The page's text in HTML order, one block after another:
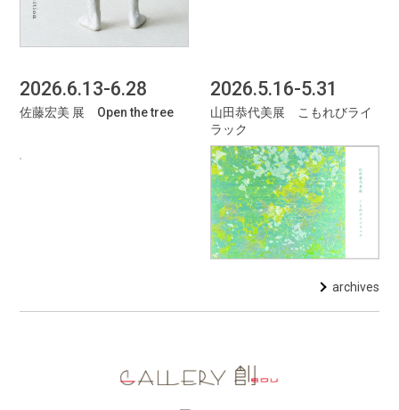
2026.6.13-6.28
佐藤宏美 展 Open the tree
2026.5.16-5.31
山田恭代美展 こもれびライ
ラック
archives